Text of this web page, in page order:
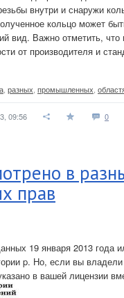
внутри и снаружи
кольцо может
вид. Важно отметить, что
от производителя и
разных промышленных
09:56 0
в
прав
19 января 2013 года
p. Но, если вы
в вашей лицензии